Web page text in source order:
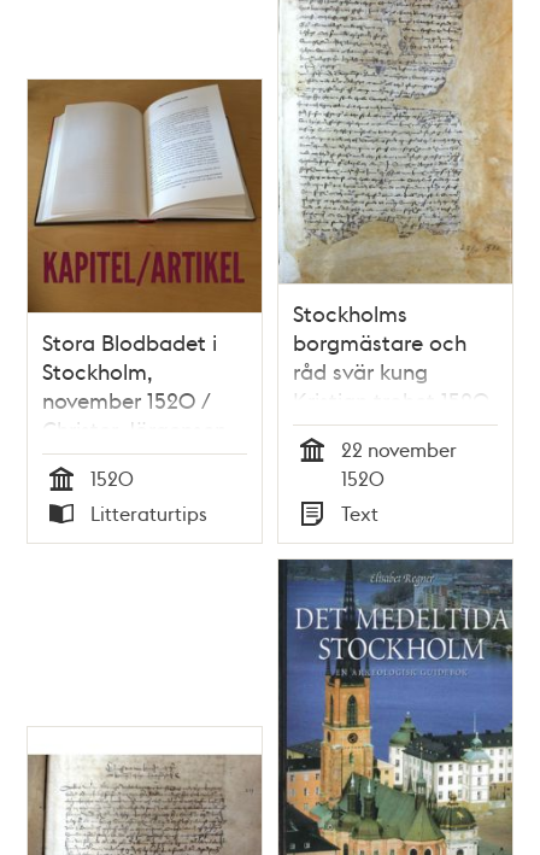
Stora Blodbadet i
Stockholm,
november 1520 /
Christer Jörgensen
Tid
1520
Typ
Litteraturtips
Stockholms
borgmästare och
råd svär kung
Kristian trohet 1520
22 november
1520
Typ
Text